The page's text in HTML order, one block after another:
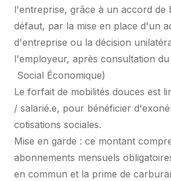
l'entreprise, grâce à un accord de
défaut, par la mise en place d'un
d'entreprise ou la décision
l'employeur, après consultation du
Social Économique)
Le forfait de mobilités douces est
/ salarié.e, pour bénéficier
cotisations sociales.
Mise en garde : ce montant
abonnements mensuels
en commun et la prime de